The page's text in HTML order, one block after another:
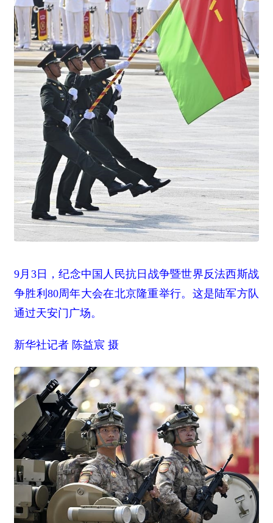
9月3日，纪念中国人民抗日战争暨世界反法西斯战
争胜利80周年大会在北京隆重举行。这是陆军方队
通过天安门广场。
新华社记者 陈益宸 摄